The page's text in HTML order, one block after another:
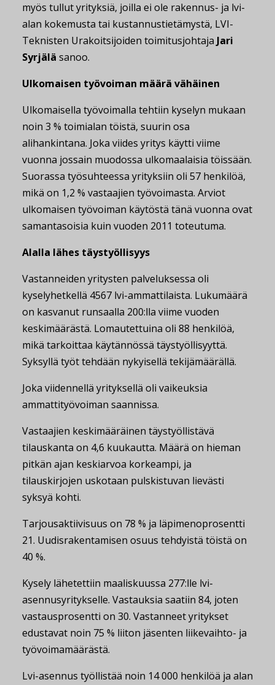
myös tullut yrityksiä, joilla ei ole rakennus- ja lvi-
alan kokemusta tai kustannustietämystä, LVI-
Teknisten Urakoitsijoiden toimitusjohtaja Jari
Syrjälä sanoo.
Ulkomaisen työvoiman määrä vähäinen
Ulkomaisella työvoimalla tehtiin kyselyn mukaan
noin 3 % toimialan töistä, suurin osa
alihankintana. Joka viides yritys käytti viime
vuonna jossain muodossa ulkomaalaisia töissään.
Suorassa työsuhteessa yrityksiin oli 57 henkilöä,
mikä on 1,2 % vastaajien työvoimasta. Arviot
ulkomaisen työvoiman käytöstä tänä vuonna ovat
samantasoisia kuin vuoden 2011 toteutuma.
Alalla lähes täystyöllisyys
Vastanneiden yritysten palveluksessa oli
kyselyhetkellä 4567 lvi-ammattilaista. Lukumäärä
on kasvanut runsaalla 200:lla viime vuoden
keskimäärästä. Lomautettuina oli 88 henkilöä,
mikä tarkoittaa käytännössä täystyöllisyyttä.
Syksyllä työt tehdään nykyisellä tekijämäärällä.
Joka viidennellä yrityksellä oli vaikeuksia
ammattityövoiman saannissa.
Vastaajien keskimääräinen täystyöllistävä
tilauskanta on 4,6 kuukautta. Määrä on hieman
pitkän ajan keskiarvoa korkeampi, ja
tilauskirjojen uskotaan pulskistuvan lievästi
syksyä kohti.
Tarjousaktiivisuus on 78 % ja läpimenoprosentti
21. Uudisrakentamisen osuus tehdyistä töistä on
40 %.
Kysely lähetettiin maaliskuussa 277:lle lvi-
asennusyritykselle. Vastauksia saatiin 84, joten
vastausprosentti on 30. Vastanneet yritykset
edustavat noin 75 % liiton jäsenten liikevaihto- ja
työvoimamäärästä.
Lvi-asennus työllistää noin 14 000 henkilöä ja alan